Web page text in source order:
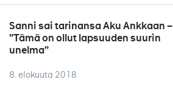
Sanni sai tarinansa Aku Ankkaan –
”Tämä on ollut lapsuuden suurin
unelma”
8. elokuuta 2018